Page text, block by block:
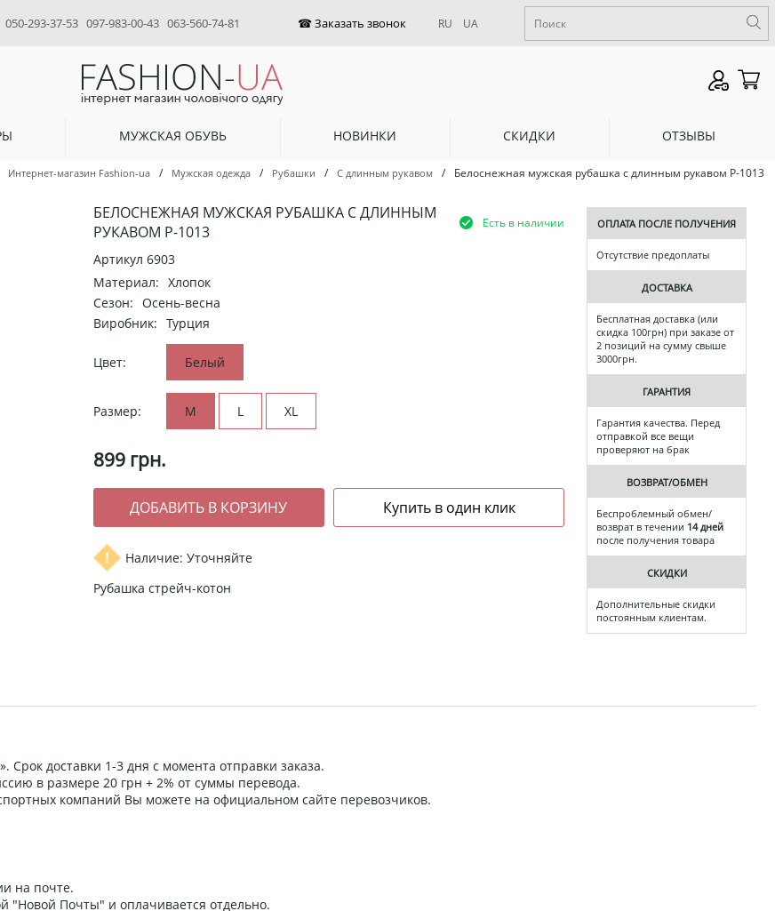
050-293-37-53 097-983-00-43 063-560-74-81 RU UA
МУЖСКАЯ ОБУВЬ НОВИНКИ СКИДКИ ОТЗЫВЫ
Интернет-магазин Fashion-ua / Мужская одежда / Рубашки / С длинным рукавом / Белоснежная мужская рубашка с длинным рукавом Р-1013
БЕЛОСНЕЖНАЯ МУЖСКАЯ РУБАШКА С ДЛИННЫМ
РУКАВОМ Р-1013
Есть в наличии
Артикул 6903
Материал: Хлопок
Сезон: Осень-весна
Виробник: Турция
Цвет: Белый
Размер: M L XL
899 грн.
Наличие: Уточняйте
Рубашка стрейч-котон
ОПЛАТА ПОСЛЕ ПОЛУЧЕНИЯ
Отсутствие предоплаты
ДОСТАВКА
Бесплатная доставка (или
скидка 100грн) при заказе от
2 позиций на сумму свыше
3000грн.
ГАРАНТИЯ
Гарантия качества. Перед
отправкой все вещи
проверяют на брак
ВОЗВРАТ/ОБМЕН
Беспроблемный обмен/
возврат в течении 14 дней
после получения товара
СКИДКИ
Дополнительные скидки
постоянным клиентам.
Срок доставки 1-3 дня с момента отправки заказа.
в размере 20 грн + 2% от суммы перевода.
компаний Вы можете на официальном сайте перевозчиков.
на почте.
"Новой Почты" и оплачивается отдельно.